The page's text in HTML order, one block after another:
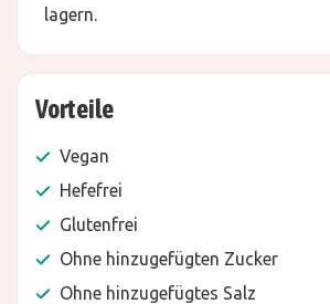
lagern.
Vorteile
Vegan
Hefefrei
Glutenfrei
Ohne hinzugefügten Zucker
Ohne hinzugefügtes Salz